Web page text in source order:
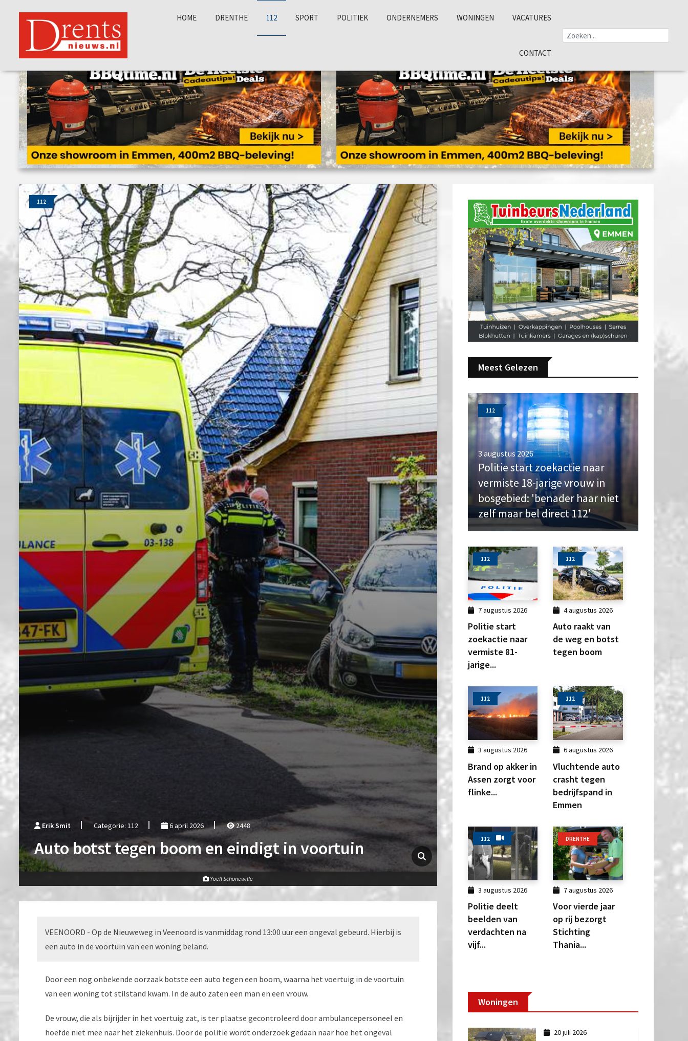
HOME DRENTHE 112 SPORT POLITIEK ONDERNEMERS WONINGEN VACATURES
CONTACT
Yoell Schonewille
112
Erik Smit Categorie: 112 6 april 2026 2448
Auto botst tegen boom en eindigt in voortuin
VEENOORD - Op de Nieuweweg in Veenoord is vanmiddag rond 13:00 uur een ongeval gebeurd. Hierbij is
een auto in de voortuin van een woning beland.
Door een nog onbekende oorzaak botste een auto tegen een boom, waarna het voertuig in de voortuin
van een woning tot stilstand kwam. In de auto zaten een man en een vrouw.
De vrouw, die als bijrijder in het voertuig zat, is ter plaatse gecontroleerd door ambulancepersoneel en
hoefde niet mee naar het ziekenhuis. Door de politie wordt onderzoek gedaan naar hoe het ongeval
Meest Gelezen
112
3 augustus 2026
Politie start zoekactie naar
vermiste 18-jarige vrouw in
bosgebied: 'benader haar niet
zelf maar bel direct 112'
112
7 augustus 2026
Politie start
zoekactie naar
vermiste 81-
jarige...
112
4 augustus 2026
Auto raakt van
de weg en botst
tegen boom
112
3 augustus 2026
Brand op akker in
Assen zorgt voor
flinke...
112
6 augustus 2026
Vluchtende auto
crasht tegen
bedrijfspand in
Emmen
112
3 augustus 2026
Politie deelt
beelden van
verdachten na
vijf...
DRENTHE
7 augustus 2026
Voor vierde jaar
op rij bezorgt
Stichting
Thania...
Woningen
20 juli 2026